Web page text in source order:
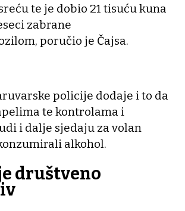
te je dobio 21 tisuću kuna
zabrane
poručio je Čajsa.
policije dodaje i to da
te kontrolama i
i dalje sjedaju za volan
alkohol.
društveno